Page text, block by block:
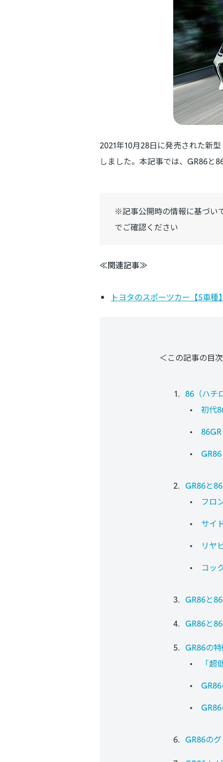
2021年10月28日に発売された新
しました。本記事では、GR86と
※記事公開時の情報に基づい
でご確認ください
≪関連記事≫
トヨタのスポーツカー【5車
＜この記事の目
86（ハチ
初代
86GR
GR86
GR86と
フロ
サイ
リヤ
コッ
GR86と
GR86と
GR86の
「
GR86の